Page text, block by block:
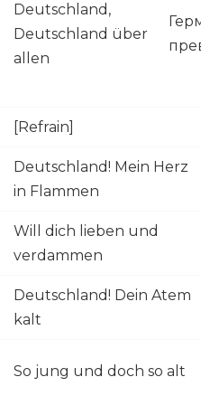
Deutschland,
Deutschland über
allen
[Refrain]
Deutschland! Mein Herz
in Flammen
Will dich lieben und
verdammen
Deutschland! Dein Atem
kalt
So jung und doch so alt